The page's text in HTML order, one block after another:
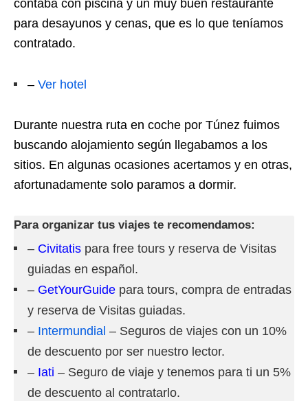
contaba con piscina y un muy buen restaurante
para desayunos y cenas, que es lo que teníamos
contratado.
– Ver hotel
Durante nuestra ruta en coche por Túnez fuimos
buscando alojamiento según llegabamos a los
sitios. En algunas ocasiones acertamos y en otras,
afortunadamente solo paramos a dormir.
Para organizar tus viajes te recomendamos:
– Civitatis para free tours y reserva de Visitas
guiadas en español.
– GetYourGuide para tours, compra de entradas
y reserva de Visitas guiadas.
– Intermundial – Seguros de viajes con un 10%
de descuento por ser nuestro lector.
– Iati – Seguro de viaje y tenemos para ti un 5%
de descuento al contratarlo.